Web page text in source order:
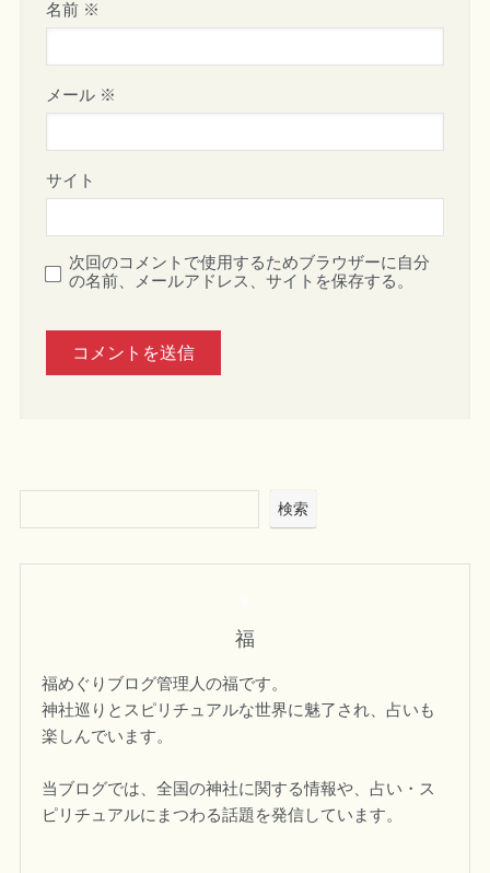
名前 ※
メール ※
サイト
次回のコメントで使用するためブラウザーに自分
の名前、メールアドレス、サイトを保存する。
検索
福
福めぐりブログ管理人の福です。
神社巡りとスピリチュアルな世界に魅了され、占いも
楽しんでいます。
当ブログでは、全国の神社に関する情報や、占い・ス
ピリチュアルにまつわる話題を発信しています。